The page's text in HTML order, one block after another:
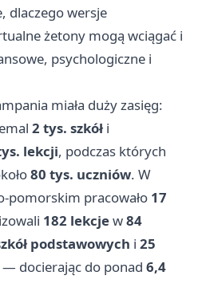
dlaczego wersje
żetony mogą wciągać i
psychologiczne i
miała duży zasięg:
2 tys. szkół i
lekcji, podczas których
80 tys. uczniów. W
pomorskim pracowało 17
182 lekcjew84
podstawowych i 25
— docierając do ponad 6,4